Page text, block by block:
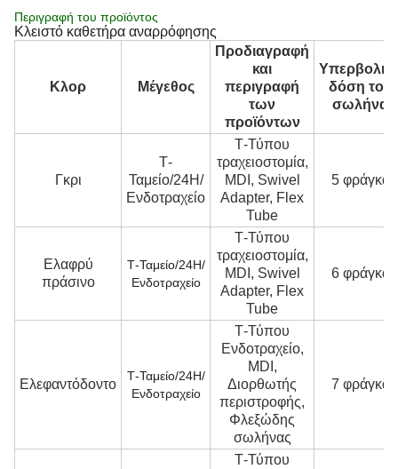
Περιγραφή του προϊόντος
Κλειστό καθετήρα αναρρόφησης
Κλορ Μέγεθος
Προδιαγραφή
και
περιγραφή
των
προϊόντων
δόση του
σωλήνα
Γκρι
Τ-
Ταμείο/24H/
Ενδοτραχείο
Τ-Τύπου
τραχειοστομία,
MDI, Swivel
Adapter, Flex
Tube
5 φράγκα
Ελαφρύ
πράσινο
Τ-Ταμείο/24H/
Ενδοτραχείο
Τ-Τύπου
τραχειοστομία,
MDI, Swivel
Adapter, Flex
Tube
6 φράγκα
Ελεφαντόδοντο
Τ-Ταμείο/24H/
Ενδοτραχείο
Τ-Τύπου
Ενδοτραχείο,
MDI,
Διορθωτής
περιστροφής,
Φλεξώδης
σωλήνας
7 φράγκα
Τ-Τύπου